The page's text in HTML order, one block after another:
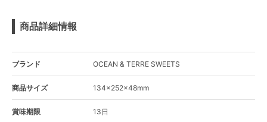
商品詳細情報
ブランド OCEAN & TERRE SWEETS
商品サイズ 134×252×48mm
賞味期限 13日